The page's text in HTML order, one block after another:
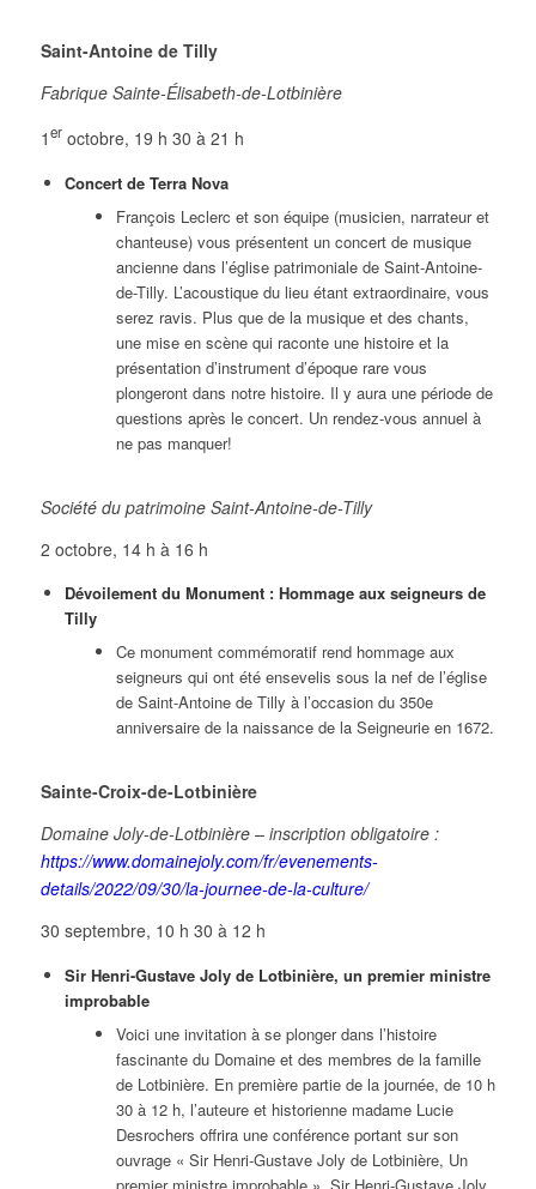
Saint-Antoine de Tilly
Fabrique Sainte-Élisabeth-de-Lotbinière
1eroctobre, 19 h 30 à 21 h
Concert de Terra Nova
François Leclerc et son équipe (musicien, narrateur et
chanteuse) vous présentent un concert de musique
ancienne dans l’église patrimoniale de Saint-Antoine-
de-Tilly. L’acoustique du lieu étant extraordinaire, vous
serez ravis. Plus que de la musique et des chants,
une mise en scène qui raconte une histoire et la
présentation d’instrument d’époque rare vous
plongeront dans notre histoire. Il y aura une période de
questions après le concert. Un rendez-vous annuel à
ne pas manquer!
Société du patrimoine Saint-Antoine-de-Tilly
2 octobre, 14 h à 16 h
Dévoilement du Monument : Hommage aux seigneurs de
Tilly
Ce monument commémoratif rend hommage aux
seigneurs qui ont été ensevelis sous la nef de l’église
de Saint-Antoine de Tilly à l’occasion du 350e
anniversaire de la naissance de la Seigneurie en 1672.
Sainte-Croix-de-Lotbinière
Domaine Joly-de-Lotbinière – inscription obligatoire :
https://www.domainejoly.com/fr/evenements-
details/2022/09/30/la-journee-de-la-culture/
30 septembre, 10 h 30 à 12 h
Sir Henri-Gustave Joly de Lotbinière, un premier ministre
improbable
Voici une invitation à se plonger dans l’histoire
fascinante du Domaine et des membres de la famille
de Lotbinière. En première partie de la journée, de 10 h
30 à 12 h, l’auteure et historienne madame Lucie
Desrochers offrira une conférence portant sur son
ouvrage « Sir Henri-Gustave Joly de Lotbinière, Un